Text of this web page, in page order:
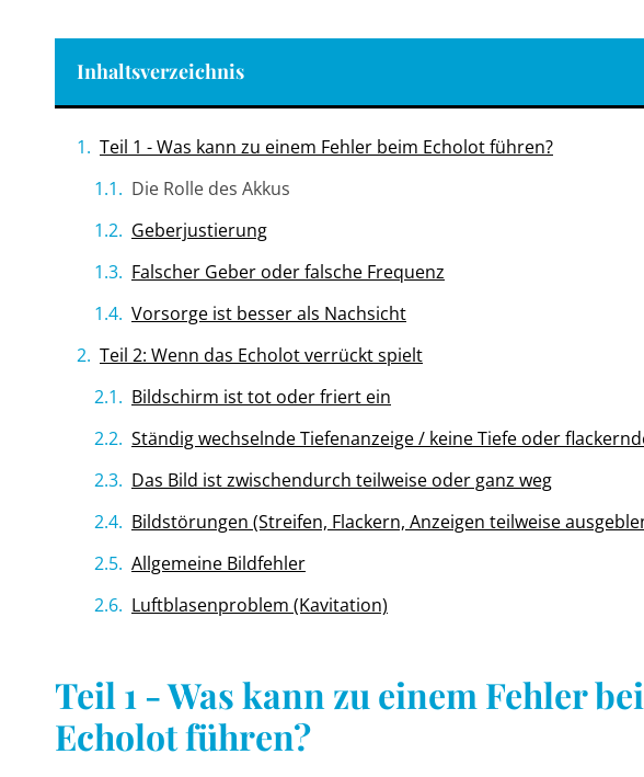
Inhaltsverzeichnis
Teil 1 - Was kann zu einem Fehler beim Echolot führen?
Die Rolle des Akkus
Geberjustierung
Falscher Geber oder falsche Frequenz
Vorsorge ist besser als Nachsicht
Teil 2: Wenn das Echolot verrückt spielt
Bildschirm ist tot oder friert ein
Ständig wechselnde Tiefenanzeige / keine Tiefe oder
Das Bild ist zwischendurch teilweise oder ganz weg
Bildstörungen (Streifen, Flackern, Anzeigen teilweise
Allgemeine Bildfehler
Luftblasenproblem (Kavitation)
Teil 1 - Was kann zu einem Fehler
Echolot führen?